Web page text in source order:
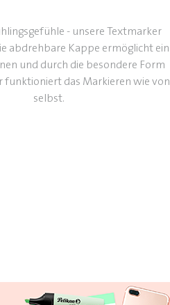
- unsere Textmarker
abdrehbare Kappe ermöglicht ein
und durch die besondere Form
funktioniert das Markieren wie von
selbst.